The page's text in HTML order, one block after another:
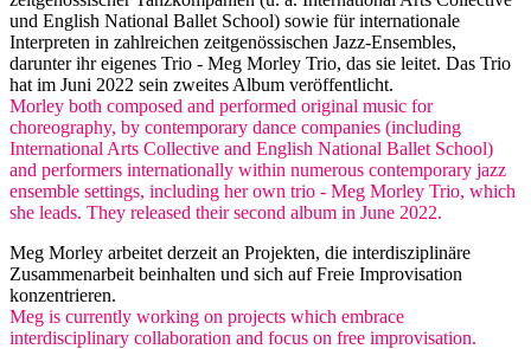
und English National Ballet School) sowie für internationale
Interpreten in zahlreichen zeitgenössischen Jazz-Ensembles,
darunter ihr eigenes Trio - Meg Morley Trio, das sie leitet. Das Trio
hat im Juni 2022 sein zweites Album veröffentlicht.
Morley both composed and performed original music for
choreography, by contemporary dance companies (including
International Arts Collective and English National Ballet School)
and performers internationally within numerous contemporary jazz
ensemble settings, including her own trio - Meg Morley Trio, which
she leads. They released their second album in June 2022.
Meg Morley arbeitet derzeit an Projekten, die interdisziplinäre
Zusammenarbeit beinhalten und sich auf Freie Improvisation
konzentrieren.
Meg is currently working on projects which embrace
interdisciplinary collaboration and focus on free improvisation.